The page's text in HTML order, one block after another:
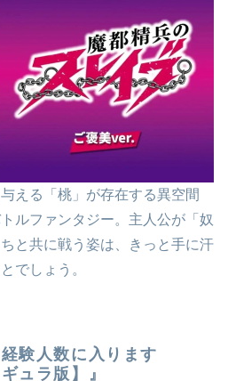
える「桃」が存在する異空間
ルファンタジー。主人公が「奴
と共に戦う姿は、きっと手に汗
でしょう。
験人数に入ります
ュラ版】』